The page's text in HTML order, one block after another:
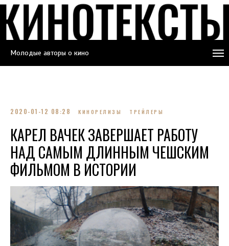
Молодые авторы о кино
2020-01-12 08:28 КИНОРЕЛИЗЫ ТРЕЙЛЕРЫ
КАРЕЛ ВАЧЕК ЗАВЕРШАЕТ РАБОТУ
НАД САМЫМ ДЛИННЫМ ЧЕШСКИМ
ФИЛЬМОМ В ИСТОРИИ